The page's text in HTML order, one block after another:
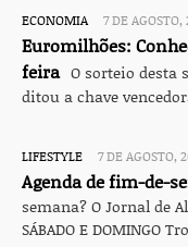
ECONOMIA 7 DE AGOSTO,
Euromilhões:
feira O sorteio desta
ditou a chave
LIFESTYLE 7 DE AGOSTO,
Agenda de fim-de-
semana? O Jornal de
SÁBADO E DOMINGO